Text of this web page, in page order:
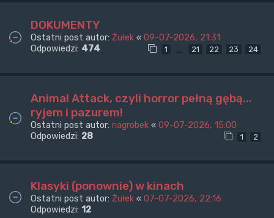
DOKUMENTY
Ostatni post autor: Żułek « 09-07-2026, 21:31
Odpowiedzi: 474 1 … 21 22 23 24
Animal Attack, czyli horror pełną gębą...
ryjem i pazurem!
Ostatni post autor: nagrobek « 09-07-2026, 15:00
Odpowiedzi: 28 1 2
Klasyki (ponownie) w kinach
Ostatni post autor: Żułek « 07-07-2026, 22:16
Odpowiedzi: 12